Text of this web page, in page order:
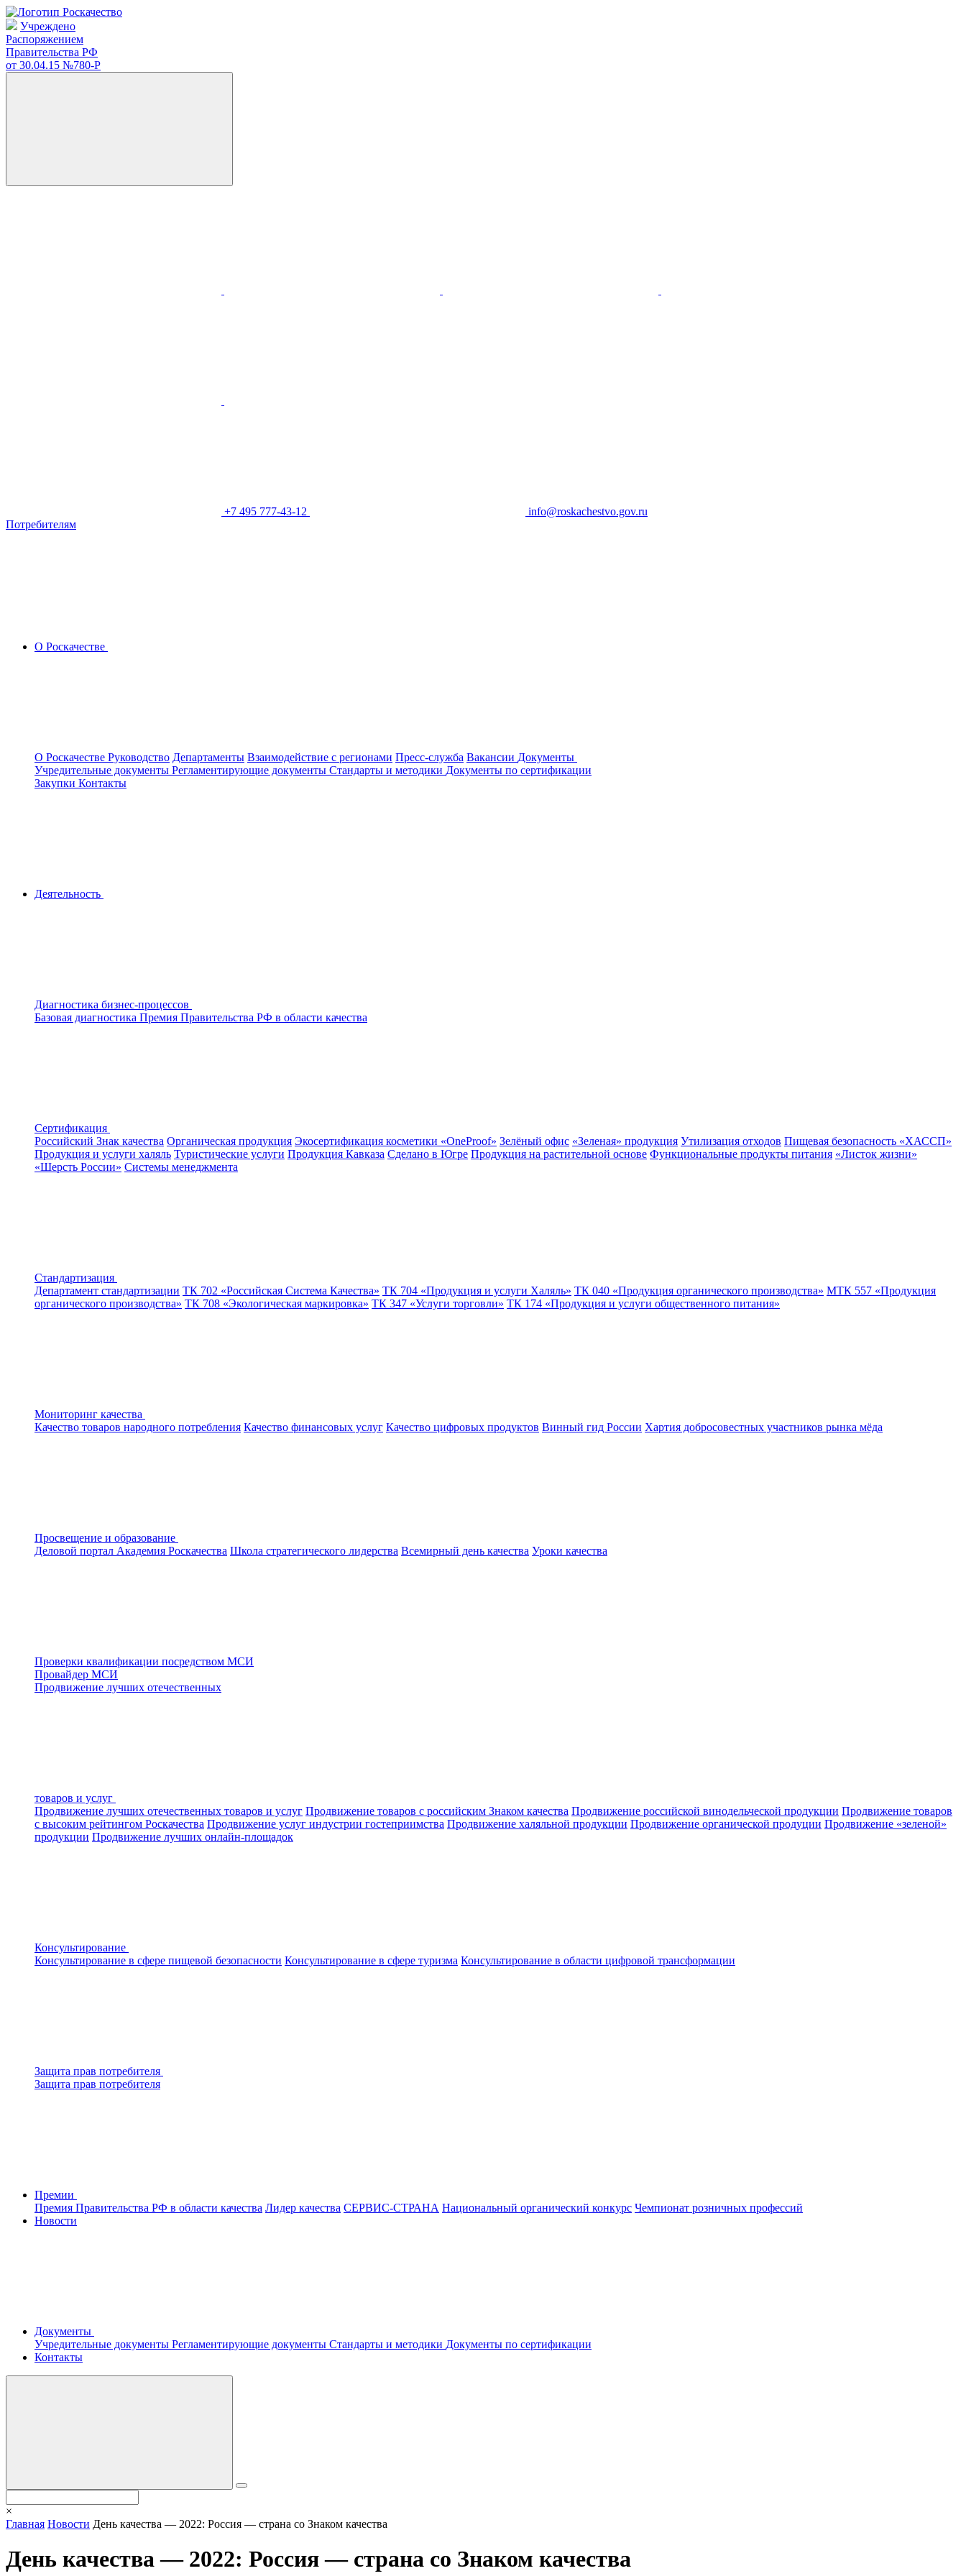
Учреждено
Распоряжением
Правительства РФ
от 30.04.15 №780-Р
+7 495 777-43-12
info@roskachestvo.gov.ru
Потребителям
О Роскачестве
О Роскачестве Руководство Департаменты Взаимодействие с регионами Пресс-служба Вакансии Документы
Учредительные документы Регламентирующие документы Стандарты и методики Документы по сертификации
Закупки Контакты
Деятельность
Диагностика бизнес-процессов
Базовая диагностика Премия Правительства РФ в области качества
Сертификация
Российский Знак качества Органическая продукция Экосертификация косметики «OneProof» Зелёный офис «Зеленая» продукция Утилизация отходов Пищевая безопасность «ХАССП»
Продукция и услуги халяль Туристические услуги Продукция Кавказа Сделано в Югре Продукция на растительной основе Функциональные продукты питания «Листок жизни»
«Шерсть России» Системы менеджмента
Стандартизация
Департамент стандартизации ТК 702 «Российская Система Качества» ТК 704 «Продукция и услуги Халяль» ТК 040 «Продукция органического производства» МТК 557 «Продукция
органического производства» ТК 708 «Экологическая маркировка» ТК 347 «Услуги торговли» ТК 174 «Продукция и услуги общественного питания»
Мониторинг качества
Качество товаров народного потребления Качество финансовых услуг Качество цифровых продуктов Винный гид России Хартия добросовестных участников рынка мёда
Просвещение и образование
Деловой портал Академия Роскачества Школа стратегического лидерства Всемирный день качества Уроки качества
Проверки квалификации посредством МСИ
Провайдер МСИ
Продвижение лучших отечественных
товаров и услуг
Продвижение лучших отечественных товаров и услуг Продвижение товаров с российским Знаком качества Продвижение российской винодельческой продукции Продвижение товаров
с высоким рейтингом Роскачества Продвижение услуг индустрии гостеприимства Продвижение халяльной продукции Продвижение органической продуции Продвижение «зеленой»
продукции Продвижение лучших онлайн-площадок
Консультирование
Консультирование в сфере пищевой безопасности Консультирование в сфере туризма Консультирование в области цифровой трансформации
Защита прав потребителя
Защита прав потребителя
Премии
Премия Правительства РФ в области качества Лидер качества СЕРВИС-СТРАНА Национальный органический конкурс Чемпионат розничных профессий
Новости
Документы
Учредительные документы Регламентирующие документы Стандарты и методики Документы по сертификации
Контакты
×
Главная Новости День качества — 2022: Россия — страна со Знаком качества
День качества — 2022: Россия — страна со Знаком качества